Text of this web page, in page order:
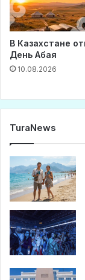
В Казахстане
День Абая
10.08.2026
TuraNews